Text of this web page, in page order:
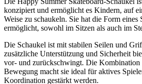
konzipiert und ermöglicht es Kindern, auf
Weise zu schaukeln. Sie hat die Form eines
ermöglicht, sowohl im Sitzen als auch im
Die Schaukel ist mit stabilen Seilen und
zusätzliche Unterstützung und Sicherheit
vor- und zurückschwingt. Die Kombination
Bewegung macht sie ideal für aktives
Koordination gestärkt werden.